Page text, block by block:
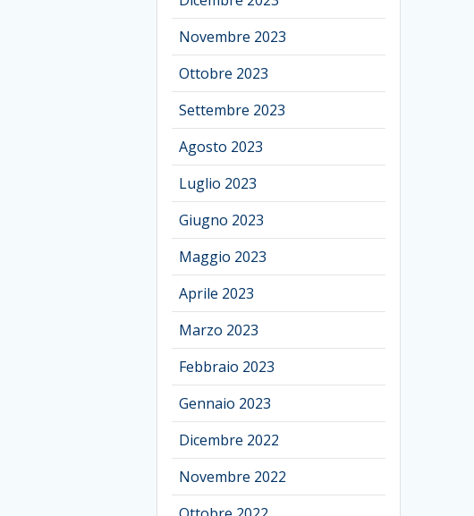
Novembre 2023
Ottobre 2023
Settembre 2023
Agosto 2023
Luglio 2023
Giugno 2023
Maggio 2023
Aprile 2023
Marzo 2023
Febbraio 2023
Gennaio 2023
Dicembre 2022
Novembre 2022